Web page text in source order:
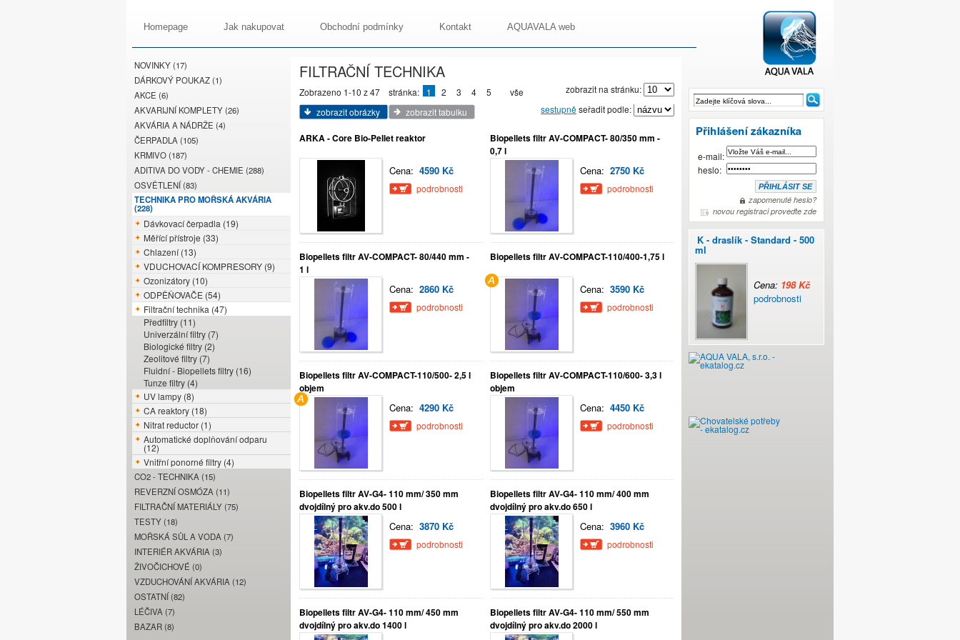
AQUAVALA.cz
Homepage Jak nakupovat Obchodní podmínky Kontakt AQUAVALA web
NOVINKY (17)
DÁRKOVÝ POUKAZ (1)
AKCE (6)
AKVARIJNÍ KOMPLETY (26)
AKVÁRIA A NÁDRŽE (4)
ČERPADLA (105)
KRMIVO (187)
ADITIVA DO VODY - CHEMIE (288)
OSVĚTLENÍ (83)
TECHNIKA PRO MOŘSKÁ AKVÁRIA
(228)
Dávkovací čerpadla (19)
Měřící přístroje (33)
Chlazení (13)
VDUCHOVACÍ KOMPRESORY (9)
Ozonizátory (10)
ODPĚŇOVAČE (54)
Filtrační technika (47)
Předfiltry (11)
Univerzální filtry (7)
Biologické filtry (2)
Zeolitové filtry (7)
Fluidní - Biopellets filtry (16)
Tunze filtry (4)
UV lampy (8)
CA reaktory (18)
Nitrat reductor (1)
Automatické doplňování odparu
(12)
Vnitřní ponorné filtry (4)
CO2 - TECHNIKA (15)
REVERZNÍ OSMÓZA (11)
FILTRAČNÍ MATERIÁLY (75)
TESTY (18)
MOŘSKÁ SŮL A VODA (7)
INTERIÉR AKVÁRIA (3)
ŽIVOČICHOVÉ (0)
VZDUCHOVÁNÍ AKVÁRIA (12)
OSTATNÍ (82)
LÉČIVA (7)
BAZAR (8)
FILTRAČNÍ TECHNIKA
zobrazit na stránku:
Zobrazeno 1-10 z 47 stránka: 1 2 3 4 5
vše
sestupněseřadit podle:
zobrazit obrázky zobrazit tabulku
ARKA - Core Bio-Pellet reaktor
Cena: 4590 Kč
podrobnosti
Biopellets filtr AV-COMPACT- 80/350 mm -
0,7 l
Cena: 2750 Kč
podrobnosti
Biopellets filtr AV-COMPACT- 80/440 mm -
1 l
Cena: 2860 Kč
podrobnosti
Biopellets filtr AV-COMPACT-110/400-1,75 l
Cena: 3590 Kč
podrobnosti
Biopellets filtr AV-COMPACT-110/500- 2,5 l
objem
Cena: 4290 Kč
podrobnosti
Biopellets filtr AV-COMPACT-110/600- 3,3 l
objem
Cena: 4450 Kč
podrobnosti
Biopellets filtr AV-G4- 110 mm/ 350 mm
dvojdílný pro akv.do 500 l
Cena: 3870 Kč
podrobnosti
Biopellets filtr AV-G4- 110 mm/ 400 mm
dvojdílný pro akv.do 650 l
Cena: 3960 Kč
podrobnosti
Biopellets filtr AV-G4- 110 mm/ 450 mm
dvojdílný pro akv.do 1400 l
Biopellets filtr AV-G4- 110 mm/ 550 mm
dvojdílný pro akv.do 2000 l
e-mail:
heslo:
zapomenuté heslo?
novou registraci proveďte zde
K - draslík - Standard - 500
ml
Cena: 198 Kč
podrobnosti